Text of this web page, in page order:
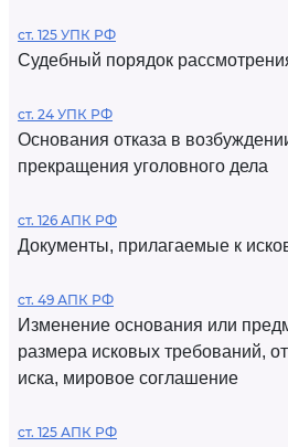
ст. 125 УПК РФ
Судебный порядок
ст. 24 УПК РФ
Основания отказа в
прекращения уголовного дела
ст. 126 АПК РФ
Документы, прилагаемые к
ст. 49 АПК РФ
Изменение основания или
размера исковых требований,
иска, мировое соглашение
ст. 125 АПК РФ